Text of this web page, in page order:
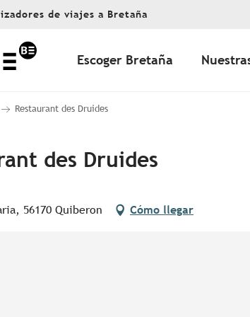
de viajes a Bretaña
Escoger Bretaña
Restaurant des Druides
des Druides
56170 Quiberon Cómo llegar